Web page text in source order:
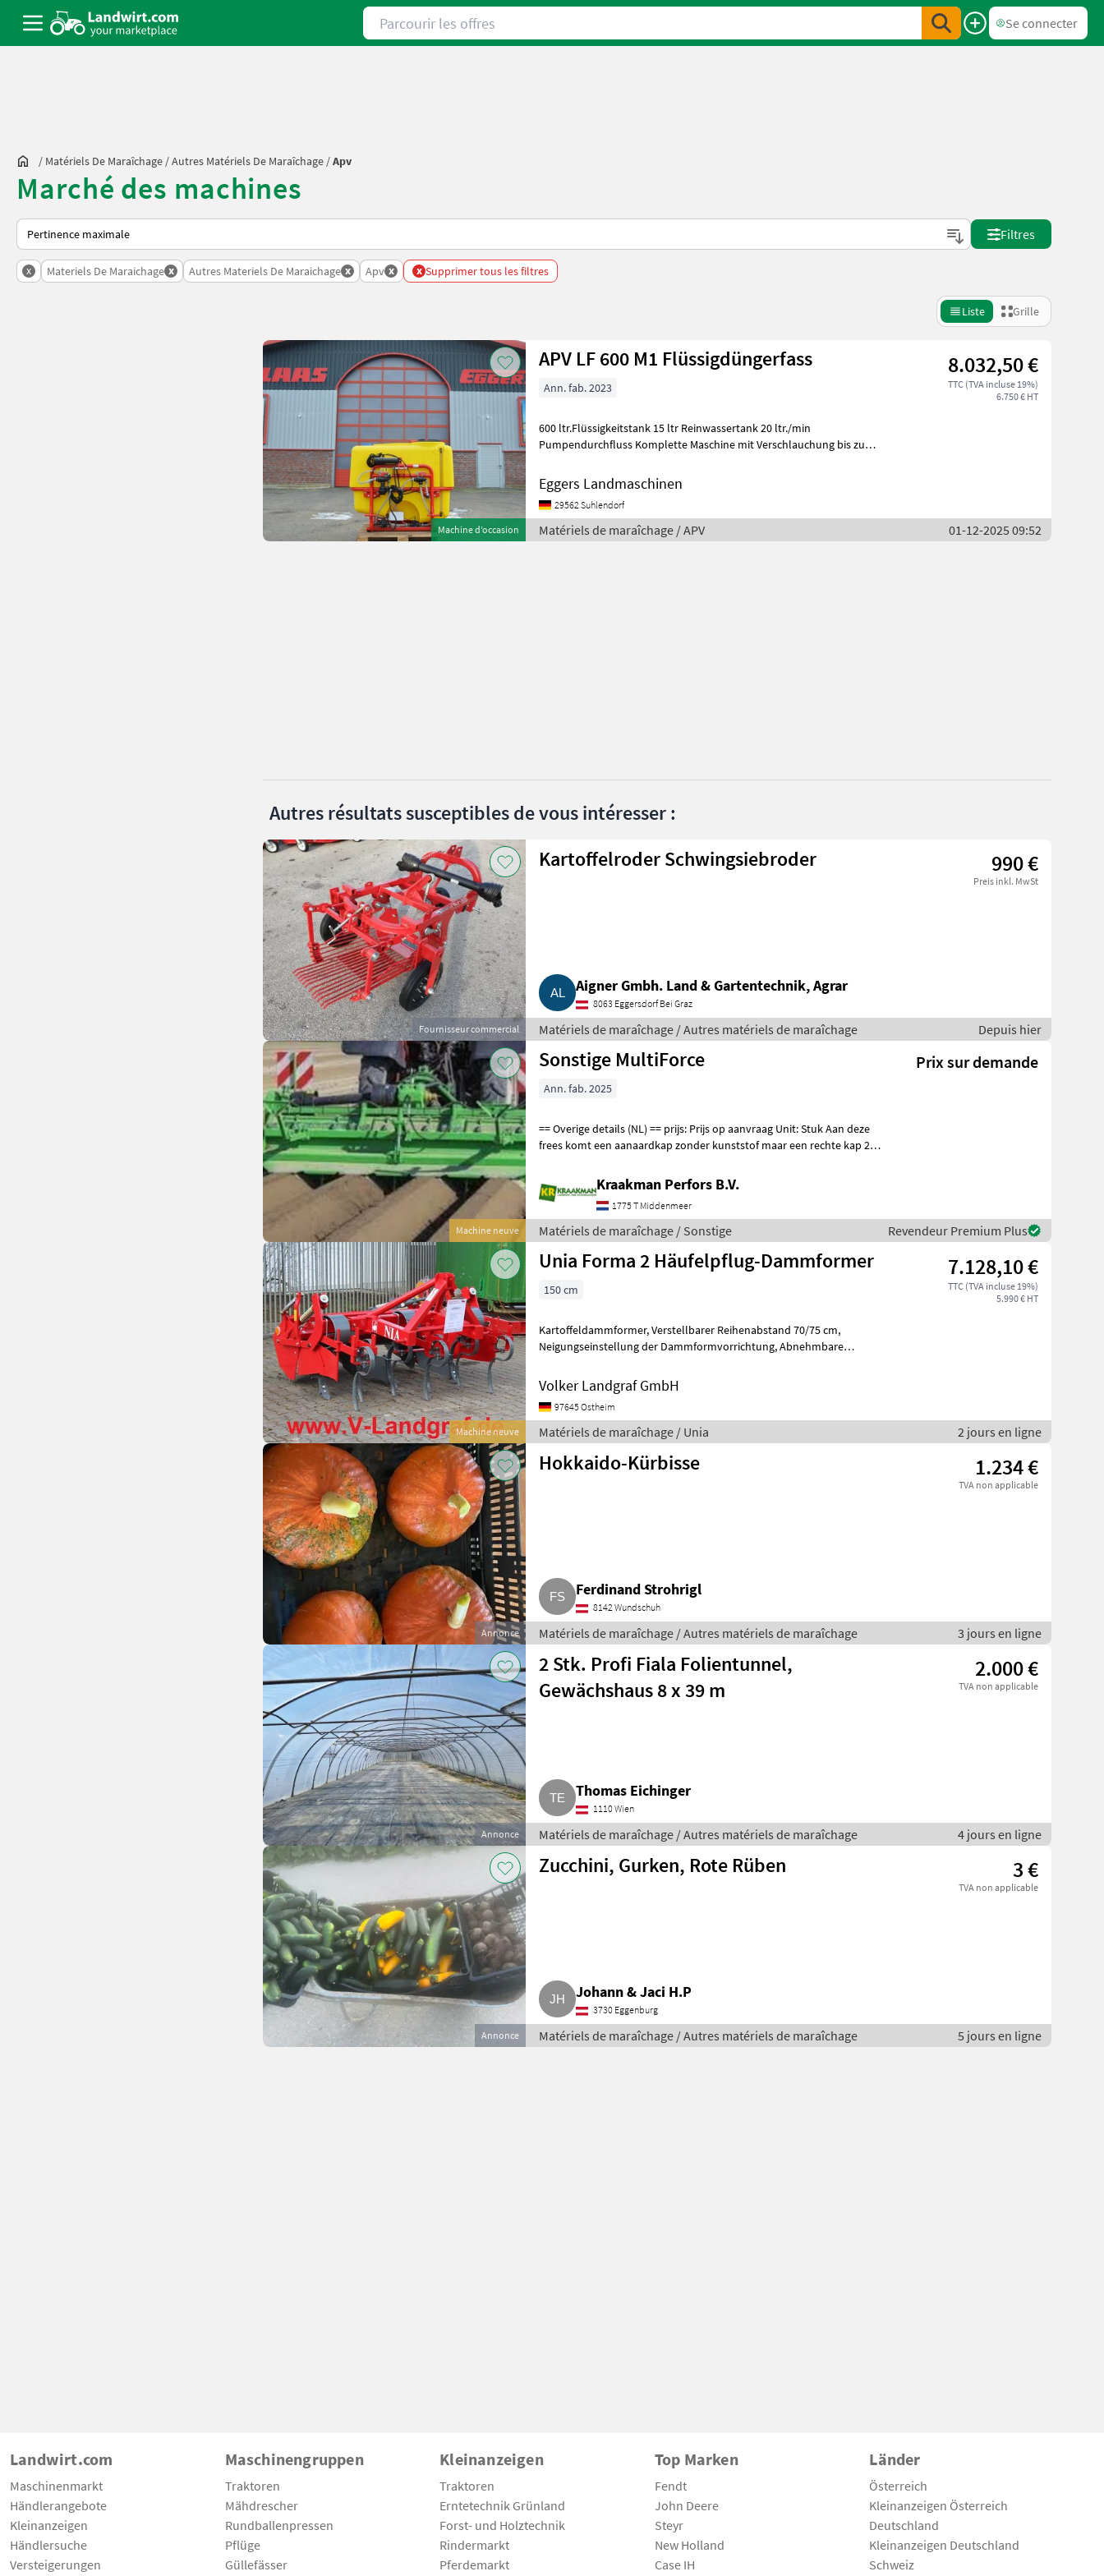
Parcourir les offres
Se connecter
/ Matériels De Maraîchage /Autres Matériels De Maraîchage /Apv
Marché des machines
Voici comment les annonces sont triées sur Landwirt.com
Filtres
x Materiels De Maraichage x Autres Materiels De Maraichage x Apv x x Supprimer tous les filtres
Liste Grille
Machine d’occasion
APV LF 600 M1 Flüssigdüngerfass 8.032,50 €
TTC (TVA incluse 19%)
6.750 € HT
Ann. fab. 2023
600 ltr.Flüssigkeitstank 15 ltr Reinwassertank 20 ltr./min
Pumpendurchfluss Komplette Maschine mit Verschlauchung bis zum
Eggers Landmaschinen
29562 Suhlendorf
Matériels de maraîchage / APV 01-12-2025 09:52
Autres résultats susceptibles de vous intéresser :
Fournisseur commercial
Kartoffelroder Schwingsiebroder 990 €
Preis inkl. MwSt
Aigner Gmbh. Land & Gartentechnik, Agrar
8063 Eggersdorf Bei Graz
Matériels de maraîchage / Autres matériels de maraîchage Depuis hier
Machine neuve
Sonstige MultiForce Prix sur demande
Ann. fab. 2025
== Overige details (NL) == prijs: Prijs op aanvraag Unit: Stuk Aan deze
frees komt een aanaardkap zonder kunststof maar een rechte kap 22,
Kraakman Perfors B.V.
1775 T Middenmeer
Matériels de maraîchage / Sonstige Revendeur Premium Plus
Machine neuve
Unia Forma 2 Häufelpflug-Dammformer 7.128,10 €
TTC (TVA incluse 19%)
5.990 € HT
150 cm
Kartoffeldammformer, Verstellbarer Reihenabstand 70/75 cm,
Neigungseinstellung der Dammformvorrichtung, Abnehmbare
Volker Landgraf GmbH
97645 Ostheim
Matériels de maraîchage / Unia 2 jours en ligne
Annonce
Hokkaido-Kürbisse 1.234 €
TVA non applicable
Ferdinand Strohrigl
8142 Wundschuh
Matériels de maraîchage / Autres matériels de maraîchage 3 jours en ligne
Annonce
2 Stk. Profi Fiala Folientunnel,
Gewächshaus 8 x 39 m
2.000 €
TVA non applicable
Thomas Eichinger
1110 Wien
Matériels de maraîchage / Autres matériels de maraîchage 4 jours en ligne
Annonce
Zucchini, Gurken, Rote Rüben 3 €
TVA non applicable
Johann & Jaci H.P
3730 Eggenburg
Matériels de maraîchage / Autres matériels de maraîchage 5 jours en ligne
Landwirt.com
Maschinenmarkt
Händlerangebote
Kleinanzeigen
Händlersuche
Versteigerungen
Maschinengruppen
Traktoren
Mähdrescher
Rundballenpressen
Pflüge
Güllefässer
Kleinanzeigen
Traktoren
Erntetechnik Grünland
Forst- und Holztechnik
Rindermarkt
Pferdemarkt
Top Marken
Fendt
John Deere
Steyr
New Holland
Case IH
Länder
Österreich
Kleinanzeigen Österreich
Deutschland
Kleinanzeigen Deutschland
Schweiz